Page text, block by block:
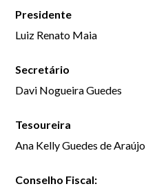
Presidente
Luiz Renato Maia
Secretário
Davi Nogueira Guedes
Tesoureira
Ana Kelly Guedes de Araújo
Conselho Fiscal: